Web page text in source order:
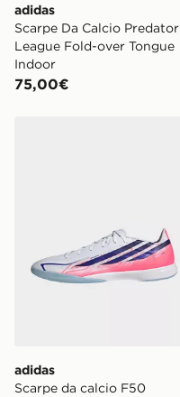
adidas
Scarpe Da Calcio Predator
League Fold-over Tongue
Indoor
75,00€
adidas
Scarpe da calcio F50